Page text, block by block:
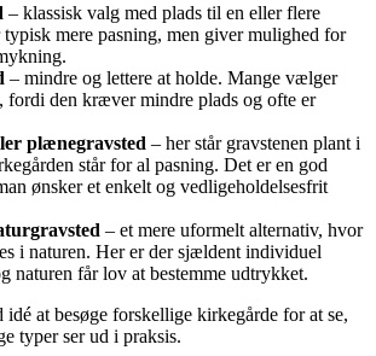
– klassisk valg med plads til en eller flere
mere pasning, men giver mulighed for
– mindre og lettere at holde. Mange vælger
fordi den kræver mindre plads og ofte er
plænegravsted – her står gravstenen plant i
står for al pasning. Det er en god
ønsker et enkelt og vedligeholdelsesfrit
– et mere uformelt alternativ, hvor
i naturen. Her er der sjældent individuel
naturen får lov at bestemme udtrykket.
at besøge forskellige kirkegårde for at se,
typer ser ud i praksis.